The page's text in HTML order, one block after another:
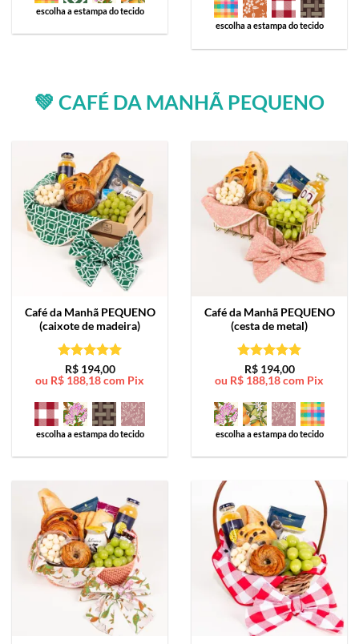
escolha a estampa do tecido
escolha a estampa do tecido
💚 CAFÉ DA MANHÃ PEQUENO
Café da Manhã PEQUENO
(caixote de madeira)
Avaliação5
de 5
R$194,00
ou R$ 188,18com Pix
escolha a estampa do tecido
Café da Manhã PEQUENO
(cesta de metal)
Avaliação5
de 5
R$194,00
ou R$ 188,18com Pix
escolha a estampa do tecido